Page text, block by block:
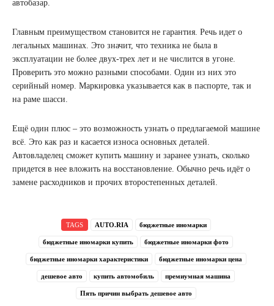
автобазар.
Главным преимуществом становится не гарантия. Речь идет о
легальных машинах. Это значит, что техника не была в
эксплуатации не более двух-трех лет и не числится в угоне.
Проверить это можно разными способами. Один из них это
серийный номер. Маркировка указывается как в паспорте, так и
на раме шасси.
Ещё один плюс – это возможность узнать о предлагаемой машине
всё. Это как раз и касается износа основных деталей.
Автовладелец сможет купить машину и заранее узнать, сколько
придется в нее вложить на восстановление. Обычно речь идёт о
замене расходников и прочих второстепенных деталей.
TAGS AUTO.RIA бюджетные иномарки
бюджетные иномарки купить бюджетные иномарки фото
бюджетные иномарки характеристики бюджетные иномарки цена
дешевое авто купить автомобиль премиумная машина
Пять причин выбрать дешевое авто